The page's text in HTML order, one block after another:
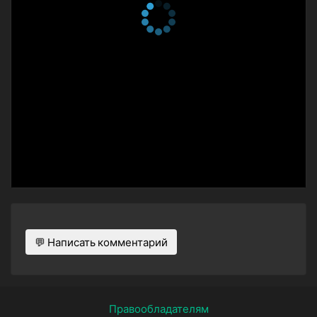
В безопасности
2 сентября 2018
26 августа 2018
2 сезон 3 серия
Селенит
💬 Написать комментарий
Правообладателям